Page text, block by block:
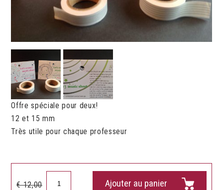
Offre spéciale pour deux!
12 et 15 mm
Très utile pour chaque professeur
€12,00 Ajouter au panier